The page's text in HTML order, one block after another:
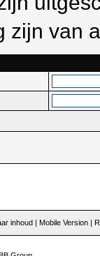
zijn van
inhoud | Mobile Version |